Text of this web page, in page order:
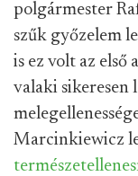
polgármester
szűk győzelem
is ez volt az első
valaki sikeresen
Marcinkiewicz